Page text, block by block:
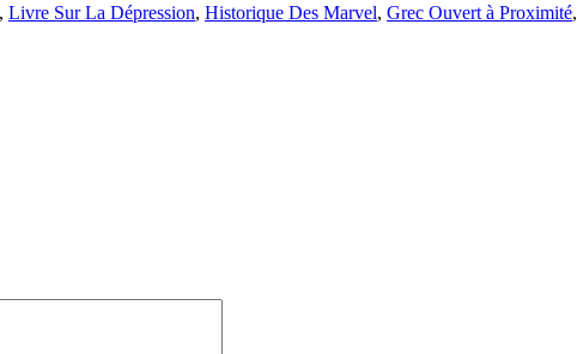
, Livre Sur La Dépression, Historique Des Marvel, Grec Ouvert à Proximité,